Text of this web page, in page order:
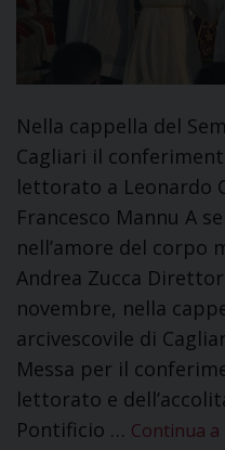
Nella cappella del
Cagliari il
lettorato a Leonardo
Francesco Mannu A
nell’amore del corpo
Andrea Zucca
novembre, nella
arcivescovile di
Messa per il
lettorato e
Pontificio … Continua